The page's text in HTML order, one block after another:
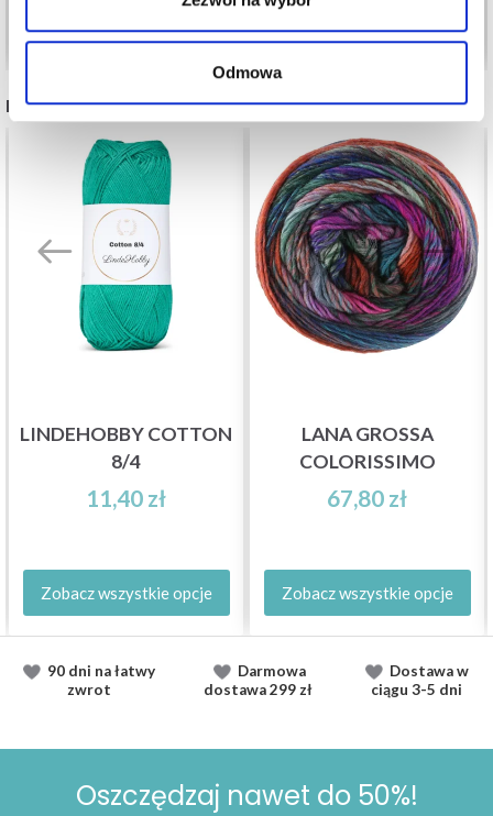
Odmowa
Zobacz wszystkie opcje Zobacz wszystkie opcje
POLECANE DLA CIEBIE
LINDEHOBBY COTTON
8/4
11,40 zł
Zobacz wszystkie opcje
LANA GROSSA
COLORISSIMO
67,80 zł
Zobacz wszystkie opcje
90 dni na łatwy
zwrot
Darmowa
dostawa299 zł
Dostawaw
ciągu 3-5 dni
Oszczędzaj nawet do 50%!